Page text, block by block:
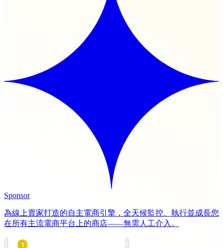
Sponsor
為線上賣家打造的自主電商引擎，全天候監控、執行並成長您
在所有主流電商平台上的商店——無需人工介入。